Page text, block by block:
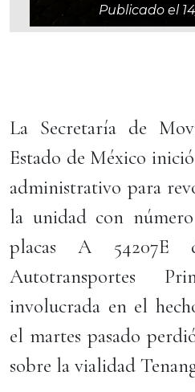
Publicado el
La Secretaría de
Estado de México
administrativo para
la unidad con
placas A
Autotransportes
involucrada en el
el martes pasado
sobre la vialidad